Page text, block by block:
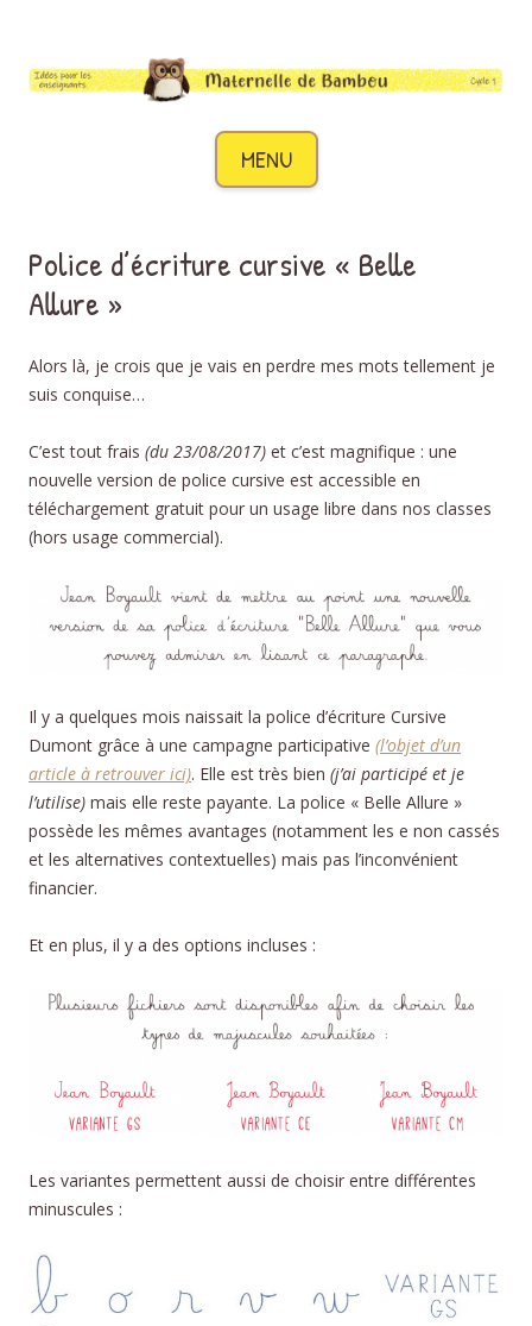
MENU
Aller au contenu
Police d’écriture cursive « Belle
Allure »
Alors là, je crois que je vais en perdre mes mots tellement je
suis conquise…
C’est tout frais (du 23/08/2017) et c’est magnifique : une
nouvelle version de police cursive est accessible en
téléchargement gratuit pour un usage libre dans nos classes
(hors usage commercial).
Il y a quelques mois naissait la police d’écriture Cursive
Dumont grâce à une campagne participative (l’objet d’un
article à retrouver ici). Elle est très bien (j’ai participé et je
l’utilise) mais elle reste payante. La police « Belle Allure »
possède les mêmes avantages (notamment les e non cassés
et les alternatives contextuelles) mais pas l’inconvénient
financier.
Et en plus, il y a des options incluses :
Les variantes permettent aussi de choisir entre différentes
minuscules :